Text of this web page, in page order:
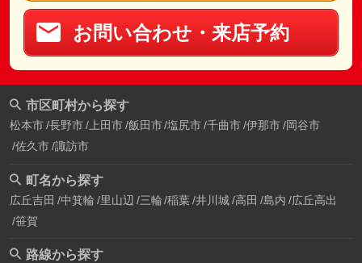
お問い合わせ・来店予約
市区町村から探す
松本市 長野市 上田市 飯田市 塩尻市 千曲市 伊那市 岡谷市
佐久市 諏訪市
町名から探す
広丘吉田 中箕輪 里山辺 三輪 稲葉 井川城 高田 島内 広丘高出
笹賀
路線から探す